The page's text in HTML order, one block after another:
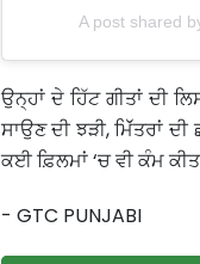
A post shared
ਉਨ੍ਹਾਂ ਦੇ ਹਿੱਟ ਗੀਤਾਂ ਦੀ
ਸਾਉਣ ਦੀ ਝੜੀ, ਮਿੱੱਤਰਾਂ
ਕਈ ਫ਼ਿਲਮਾਂ ‘ਚ ਵੀ ਕੰਮ
- GTC PUNJABI